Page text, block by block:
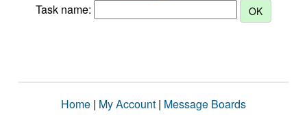
Task name:
Home | My Account | Message Boards